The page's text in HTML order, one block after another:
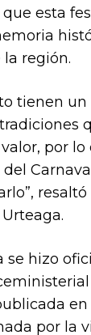
esta
región.
tienen
por
del
se hizo
en
por la